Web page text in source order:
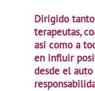
Dirigido
terapeutas,
así como a
en influir
desde el